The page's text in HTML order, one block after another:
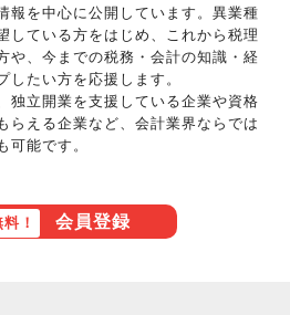
報を中心に公開しています。異業種
している方をはじめ、これから税理
や、今までの税務・会計の知識・経
したい方を応援します。
独立開業を支援している企業や資格
らえる企業など、会計業界ならでは
可能です。
！ 会員登録